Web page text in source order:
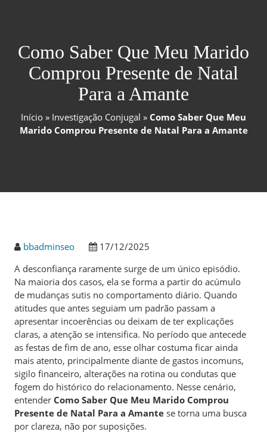
Como Saber Que Meu Marido
Comprou Presente de Natal
Para a Amante
Início » Investigação Conjugal » Como Saber Que Meu
Marido Comprou Presente de Natal Para a Amante
bbadminseo
17/12/2025
A desconfiança raramente surge de um único episódio.
Na maioria dos casos, ela se forma a partir do acúmulo
de mudanças sutis no comportamento diário. Quando
atitudes que antes seguiam um padrão passam a
apresentar incoerências ou deixam de ter explicações
claras, a atenção se intensifica. No período que antecede
as festas de fim de ano, esse olhar costuma ficar ainda
mais atento, principalmente diante de gastos incomuns,
sigilo financeiro, alterações na rotina ou condutas que
fogem do histórico do relacionamento. Nesse cenário,
entender Como Saber Que Meu Marido Comprou
Presente de Natal Para a Amante se torna uma busca
por clareza, não por suposições.